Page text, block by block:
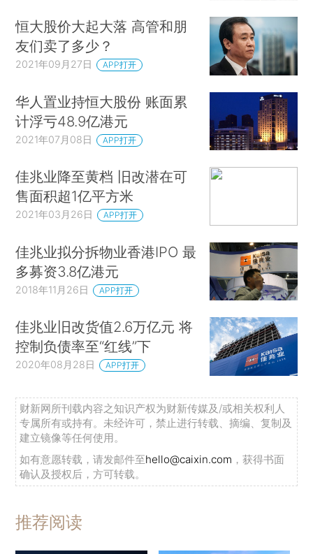
恒大股价大起大落 高管和朋
友们卖了多少？
2021年09月27日 APP打开
华人置业持恒大股份 账面累
计浮亏48.9亿港元
2021年07月08日 APP打开
佳兆业降至黄档 旧改潜在可
售面积超1亿平方米
2021年03月26日 APP打开
佳兆业拟分拆物业香港IPO 最
多募资3.8亿港元
2018年11月26日 APP打开
佳兆业旧改货值2.6万亿元 将
控制负债率至“红线”下
2020年08月28日 APP打开
财新网所刊载内容之知识产权为财新传媒及/或相关权利人
专属所有或持有。未经许可，禁止进行转载、摘编、复制及
建立镜像等任何使用。
如有意愿转载，请发邮件至hello@caixin.com ，获得书面
确认及授权后，方可转载。
推荐阅读